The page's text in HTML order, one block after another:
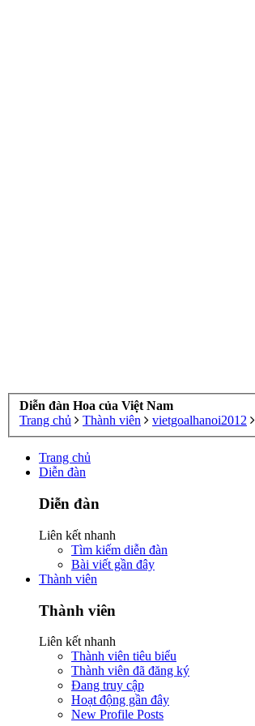
Diễn đàn Hoa của Việt Nam
Trang chủ
Thành viên vietgoalhanoi2012
Trang chủ
Diễn đàn
Diễn đàn
Liên kết nhanh
Tìm kiếm diễn đàn
Bài viết gần đây
Thành viên
Thành viên
Liên kết nhanh
Thành viên tiêu biểu
Thành viên đã đăng ký
Đang truy cập
Hoạt động gần đây
New Profile Posts